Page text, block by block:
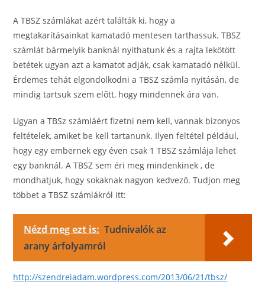
A TBSZ számlákat azért találták ki, hogy a
megtakarításainkat kamatadó mentesen tarthassuk. TBSZ
számlát bármelyik banknál nyithatunk és a rajta lekötött
betétek ugyan azt a kamatot adják, csak kamatadó nélkül.
Érdemes tehát elgondolkodni a TBSZ számla nyitásán, de
mindig tartsuk szem előtt, hogy mindennek ára van.
Ugyan a TBSz számláért fizetni nem kell, vannak bizonyos
feltételek, amiket be kell tartanunk. Ilyen feltétel például,
hogy egy embernek egy éven csak 1 TBSZ számlája lehet
egy banknál. A TBSZ sem éri meg mindenkinek , de
mondhatjuk, hogy sokaknak nagyon kedvező. Tudjon meg
többet a TBSZ számlákról itt:
Nézd meg ezt is: Tudnivalók az
arany árfolyamról
http://szendreiadam.wordpress.com/2013/06/21/tbsz/